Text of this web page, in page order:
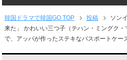
韓国ドラマで韓国GO TOP 投稿
ソン
来た」 かわいい三つ子（テハン・ミングク
で、アッパが作ったステキなパスポートケー